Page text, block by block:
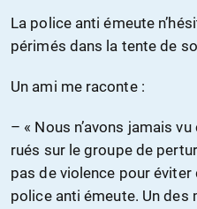
La police anti émeute
périmés dans la tente de
Un ami me raconte :
– « Nous n’avons jamais
rués sur le groupe de
pas de violence pour
police anti émeute. Un des